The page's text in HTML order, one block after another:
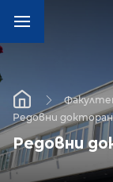
Редовни
Редовни